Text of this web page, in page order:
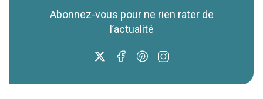
Abonnez-vous pour ne rien rater de
l’actualité